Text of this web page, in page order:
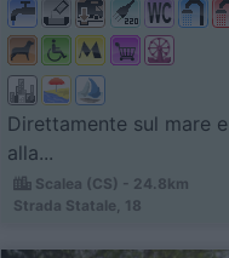
Direttamente sul mare
alla...
Scalea (CS) - 24.8km
Strada Statale, 18